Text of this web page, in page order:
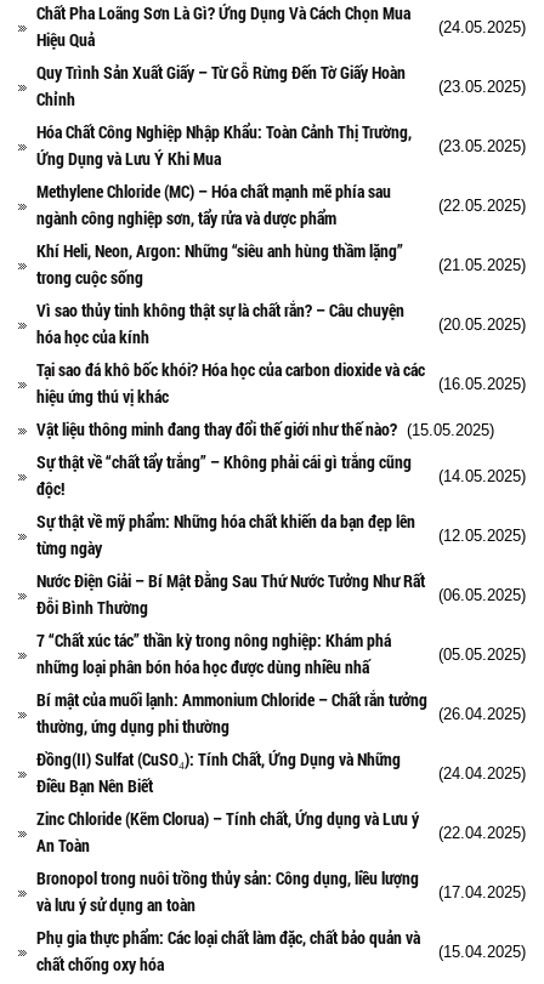
Chất Pha Loãng Sơn Là Gì? Ứng Dụng Và Cách Chọn Mua
Hiệu Quả
(24.05.2025)
Quy Trình Sản Xuất Giấy – Từ Gỗ Rừng Đến Tờ Giấy Hoàn
Chỉnh
(23.05.2025)
Hóa Chất Công Nghiệp Nhập Khẩu: Toàn Cảnh Thị Trường,
Ứng Dụng và Lưu Ý Khi Mua
(23.05.2025)
Methylene Chloride (MC) – Hóa chất mạnh mẽ phía sau
ngành công nghiệp sơn, tẩy rửa và dược phẩm
(22.05.2025)
Khí Heli, Neon, Argon: Những “siêu anh hùng thầm lặng”
trong cuộc sống
(21.05.2025)
Vì sao thủy tinh không thật sự là chất rắn? – Câu chuyện
hóa học của kính
(20.05.2025)
Tại sao đá khô bốc khói? Hóa học của carbon dioxide và các
hiệu ứng thú vị khác
(16.05.2025)
Vật liệu thông minh đang thay đổi thế giới như thế nào? (15.05.2025)
Sự thật về “chất tẩy trắng” – Không phải cái gì trắng cũng
độc!
(14.05.2025)
Sự thật về mỹ phẩm: Những hóa chất khiến da bạn đẹp lên
từng ngày
(12.05.2025)
Nước Điện Giải – Bí Mật Đằng Sau Thứ Nước Tưởng Như Rất
Đỗi Bình Thường
(06.05.2025)
7 “Chất xúc tác” thần kỳ trong nông nghiệp: Khám phá
những loại phân bón hóa học được dùng nhiều nhấ
(05.05.2025)
Bí mật của muối lạnh: Ammonium Chloride – Chất rắn tưởng
thường, ứng dụng phi thường
(26.04.2025)
Đồng(II) Sulfat (CuSO₄): Tính Chất, Ứng Dụng và Những
Điều Bạn Nên Biết
(24.04.2025)
Zinc Chloride (Kẽm Clorua) – Tính chất, Ứng dụng và Lưu ý
An Toàn
(22.04.2025)
Bronopol trong nuôi trồng thủy sản: Công dụng, liều lượng
và lưu ý sử dụng an toàn
(17.04.2025)
Phụ gia thực phẩm: Các loại chất làm đặc, chất bảo quản và
chất chống oxy hóa
(15.04.2025)